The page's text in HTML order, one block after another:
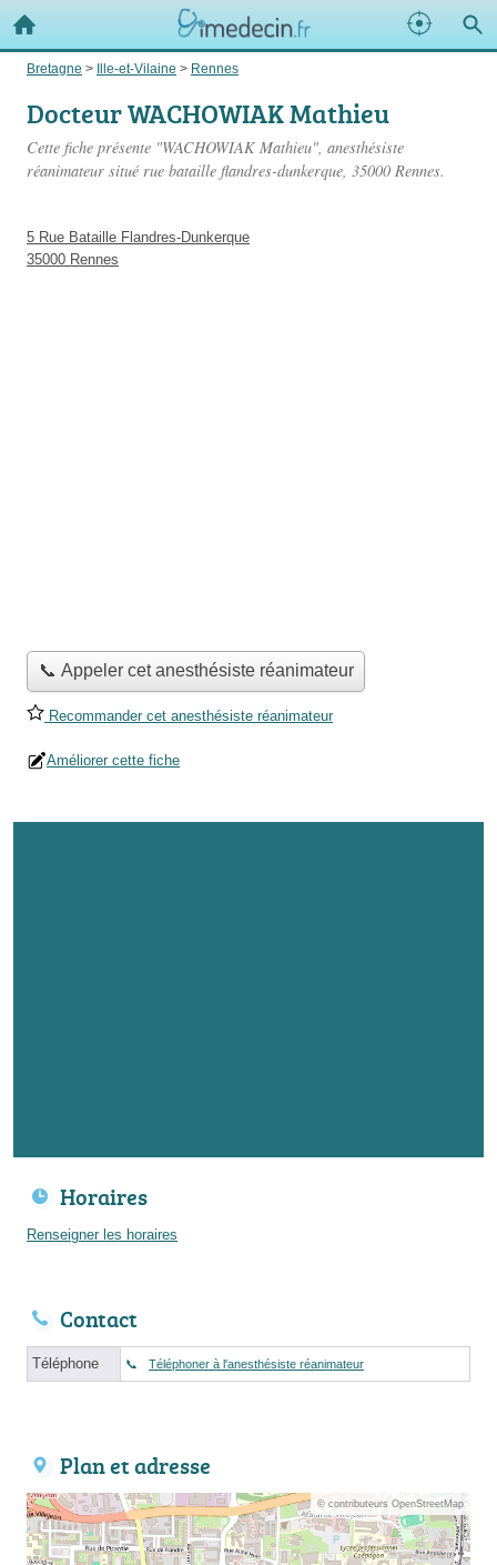
Bretagne > Ille-et-Vilaine > Rennes
Docteur WACHOWIAK Mathieu
Cette fiche présente "WACHOWIAK Mathieu", anesthésiste
réanimateur situé rue bataille flandres-dunkerque, 35000 Rennes.
5 Rue Bataille Flandres-Dunkerque
35000 Rennes
📞 Appeler cet anesthésiste réanimateur
Recommander cet anesthésiste réanimateur
Améliorer cette fiche
Horaires
Renseigner les horaires
Contact
Téléphone Téléphoner à l'anesthésiste réanimateur
Plan et adresse
© contributeurs OpenStreetMap